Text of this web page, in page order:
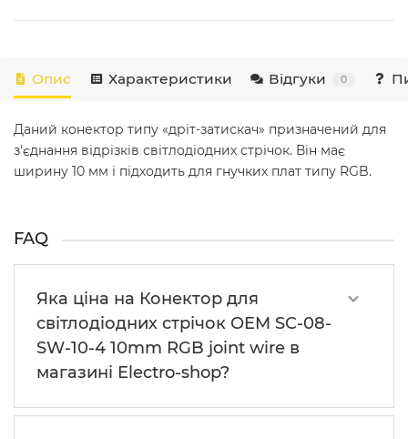
Опис Характеристики Відгуки 0
Даний конектор типу «дріт-затискач» призначений для
з'єднання відрізків світлодіодних стрічок. Він має
ширину 10 мм і підходить для гнучких плат типу RGB.
FAQ
Яка ціна на Конектор для
світлодіодних стрічок OEM SC-08-
SW-10-4 10mm RGB joint wire в
магазині Electro-shop?